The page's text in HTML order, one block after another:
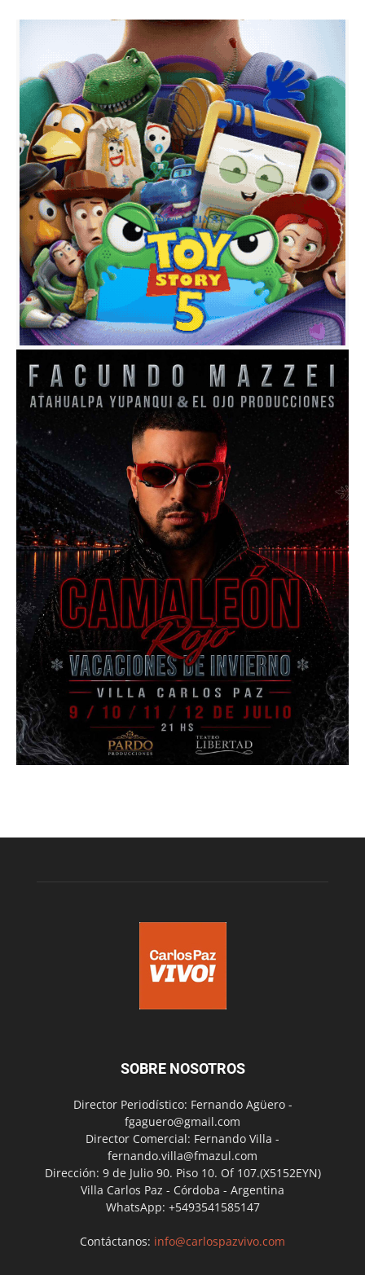
SOBRE NOSOTROS
Director Periodístico: Fernando Agüero -
fgaguero@gmail.com
Director Comercial: Fernando Villa -
fernando.villa@fmazul.com
Dirección: 9 de Julio 90. Piso 10. Of 107.(X5152EYN)
Villa Carlos Paz - Córdoba - Argentina
WhatsApp: +5493541585147
Contáctanos: info@carlospazvivo.com